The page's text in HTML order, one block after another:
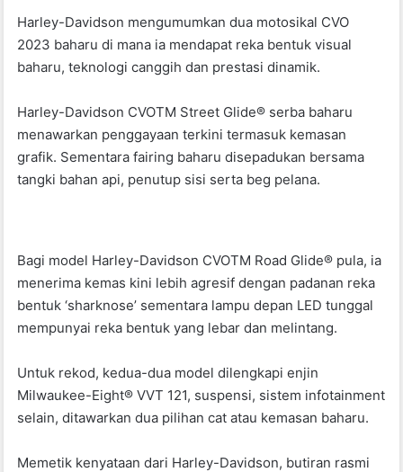
Harley-Davidson mengumumkan dua motosikal CVO
2023 baharu di mana ia mendapat reka bentuk visual
baharu, teknologi canggih dan prestasi dinamik.
Harley-Davidson CVOTM Street Glide® serba baharu
menawarkan penggayaan terkini termasuk kemasan
grafik. Sementara fairing baharu disepadukan bersama
tangki bahan api, penutup sisi serta beg pelana.
Bagi model Harley-Davidson CVOTM Road Glide® pula, ia
menerima kemas kini lebih agresif dengan padanan reka
bentuk ‘sharknose’ sementara lampu depan LED tunggal
mempunyai reka bentuk yang lebar dan melintang.
Untuk rekod, kedua-dua model dilengkapi enjin
Milwaukee-Eight® VVT 121, suspensi, sistem infotainment
selain, ditawarkan dua pilihan cat atau kemasan baharu.
Memetik kenyataan dari Harley-Davidson, butiran rasmi